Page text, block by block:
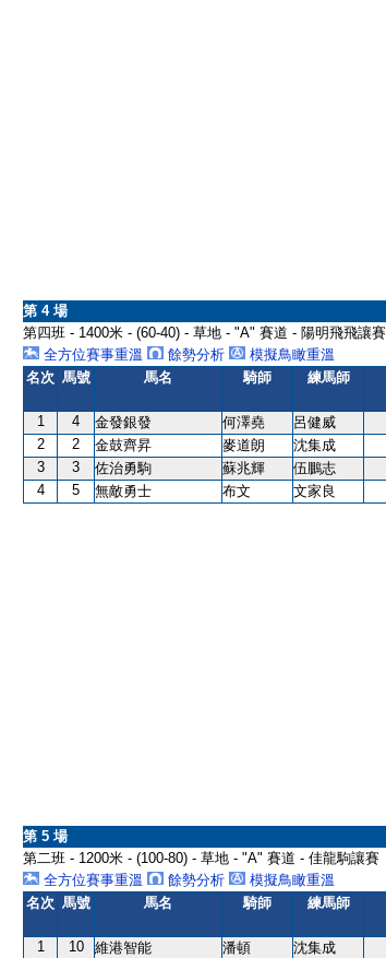
第 4 場
第四班 - 1400米 - (60-40) - 草地 - "A" 賽道 - 陽明飛飛讓賽
全方位賽事重溫
餘勢分析
模擬鳥瞰重溫
名次 馬號 馬名 騎師 練馬師
1 4 金發銀發 何澤堯 呂健威
2
2 金鼓齊昇 麥道朗 沈集成
3
3 佐治勇駒 蘇兆輝 伍鵬志
4
5 無敵勇士 布文 文家良
第 5 場
第二班 - 1200米 - (100-80) - 草地 - "A" 賽道 - 佳龍駒讓賽
全方位賽事重溫
餘勢分析
模擬鳥瞰重溫
名次 馬號 馬名 騎師 練馬師
1 10 維港智能 潘頓 沈集成